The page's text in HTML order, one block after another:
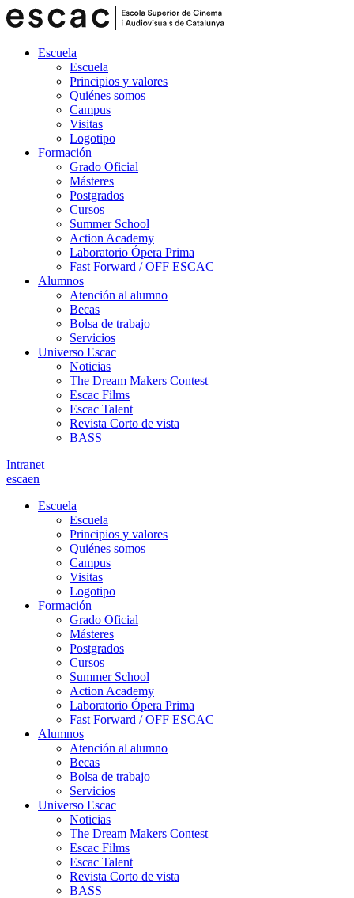
Escuela
Escuela
Principios y valores
Quiénes somos
Campus
Visitas
Logotipo
Formación
Grado Oficial
Másteres
Postgrados
Cursos
Summer School
Action Academy
Laboratorio Ópera Prima
Fast Forward / OFF ESCAC
Alumnos
Atención al alumno
Becas
Bolsa de trabajo
Servicios
Universo Escac
Noticias
The Dream Makers Contest
Escac Films
Escac Talent
Revista Corto de vista
BASS
Intranet
escaen
Escuela
Escuela
Principios y valores
Quiénes somos
Campus
Visitas
Logotipo
Formación
Grado Oficial
Másteres
Postgrados
Cursos
Summer School
Action Academy
Laboratorio Ópera Prima
Fast Forward / OFF ESCAC
Alumnos
Atención al alumno
Becas
Bolsa de trabajo
Servicios
Universo Escac
Noticias
The Dream Makers Contest
Escac Films
Escac Talent
Revista Corto de vista
BASS